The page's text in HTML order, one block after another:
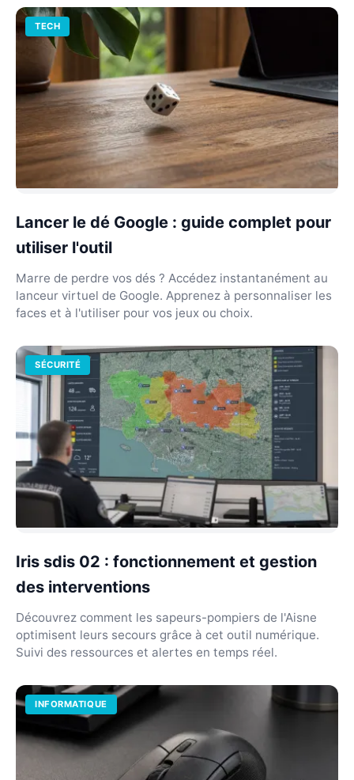
TECH
Lancer le dé Google : guide complet pour
utiliser l'outil
Marre de perdre vos dés ? Accédez instantanément au
lanceur virtuel de Google. Apprenez à personnaliser les
faces et à l'utiliser pour vos jeux ou choix.
SÉCURITÉ
Iris sdis 02 : fonctionnement et gestion
des interventions
Découvrez comment les sapeurs-pompiers de l'Aisne
optimisent leurs secours grâce à cet outil numérique.
Suivi des ressources et alertes en temps réel.
INFORMATIQUE